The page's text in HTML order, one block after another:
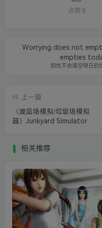
点赞 8
Worrying does not
empties
担忧不会清空明日的
上一篇
《废品场模拟/垃圾场模拟
器》Junkyard Simulator
相关推荐